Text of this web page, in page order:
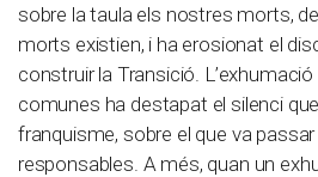
sobre la taula els nostres morts,
morts existien, i ha erosionat el
construir la Transició.
comunes ha destapat el silenci
franquisme, sobre el que va
responsables. A més, quan un